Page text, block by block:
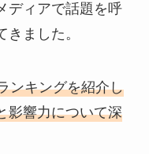
ディアで話題を呼
ました。
ンキングを紹介し
影響力について深